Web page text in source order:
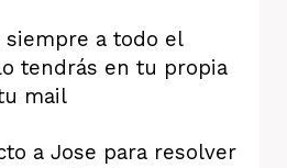
siempre a todo el
tendrás en tu propia
mail
a Jose para resolver